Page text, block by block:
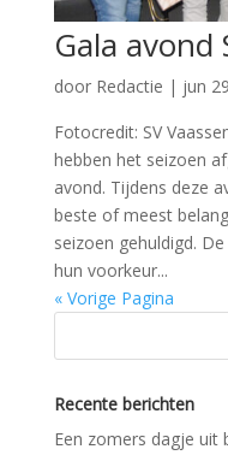
Gala avond
door Redactie | jun
Fotocredit: SV
hebben het seizoen
avond. Tijdens deze
beste of meest
seizoen gehuldigd.
hun voorkeur...
« Vorige Pagina
Recente berichten
Een zomers dagje uit